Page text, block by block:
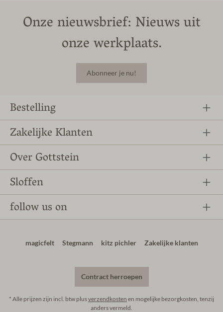
Onze nieuwsbrief: Nieuws uit
onze werkplaats.
Abonneer je nu!
Bestelling
Zakelijke Klanten
Over Gottstein
Sloffen
follow us on
magicfelt Stegmann kitz pichler Zakelijke klanten
Contract herroepen
* Alle prijzen zijn incl. btw plusverzendkosten en mogelijke bezorgkosten, tenzij
anders vermeld.